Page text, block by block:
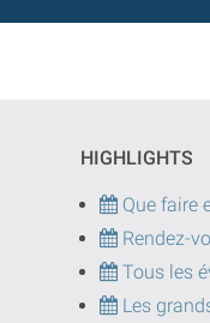
HIGHLIGHTS
Que faire
Rendez-
Tous les
Les